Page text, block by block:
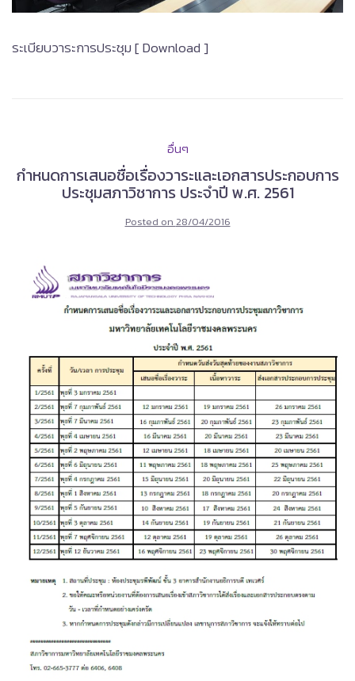
ระเบียบวาระการประชุม [ Download ]
อื่นๆ
กำหนดการเสนอชื่อเรื่องวาระและเอกสารประกอบการ
ประชุมสภาวิชาการ ประจำปี พ.ศ. 2561
Posted on 28/04/2016